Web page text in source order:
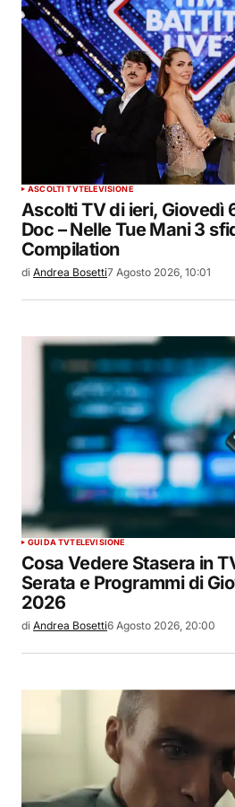
ASCOLTI TVTELEVISIONE
Ascolti TV di ieri, Giovedì
Doc – Nelle Tue Mani 3
Compilation
di Andrea Bosetti7 Agosto 2026, 10:01
GUIDA TVTELEVISIONE
Cosa Vedere Stasera in
Serata e Programmi di
2026
di Andrea Bosetti6 Agosto 2026, 20:00